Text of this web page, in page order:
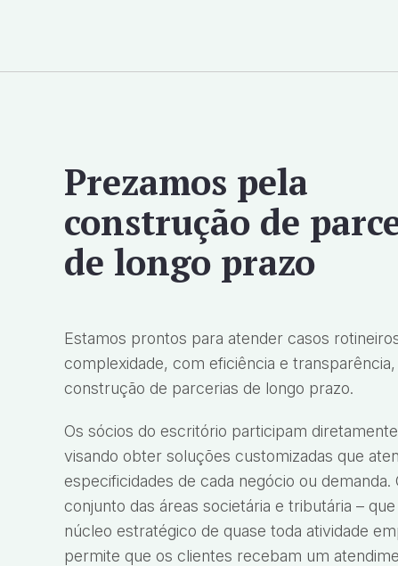
Prezamos pela
construção de
de longo prazo
Estamos prontos para atender casos
complexidade, com eficiência e
construção de parcerias de longo prazo.
Os sócios do escritório participam
visando obter soluções customizadas que
especificidades de cada negócio ou demanda.
conjunto das áreas societária e tributária –
núcleo estratégico de quase toda atividade
permite que os clientes recebam um